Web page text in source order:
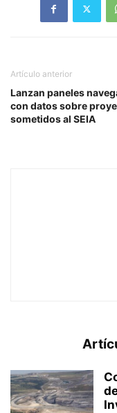
Artículo anterior
Lanzan paneles
con datos sobre
sometidos al SEIA